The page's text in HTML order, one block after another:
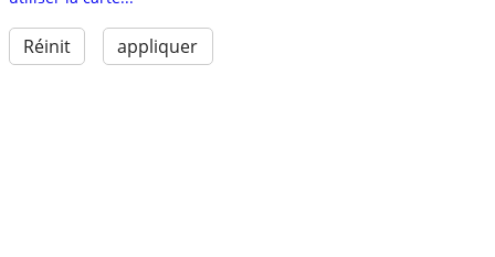
Réinit appliquer